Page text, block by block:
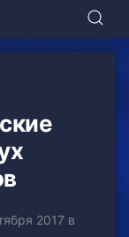
2017 в